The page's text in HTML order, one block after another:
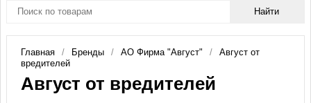
Главная Бренды АО Фирма "Август"
Август от
вредителей
Август от вредителей